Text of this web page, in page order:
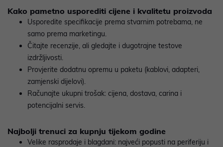
Kako pametno usporediti cijene i kvalitetu proizvoda
Usporedite specifikacije prema stvarnim potrebama, ne
samo prema marketingu.
Čitajte recenzije, ali gledajte i dugotrajne testove
izdržljivosti.
Provjerite dodatnu opremu u paketu (kablovi, adapteri,
zamjenski dijelovi).
Računajte ukupni trošak: cijena, dostava, carina i
potencijalni servis.
Najbolji trenuci za kupnju tijekom godine
Velike rasprodaje i blagdani: najveći popusti na periferiju i